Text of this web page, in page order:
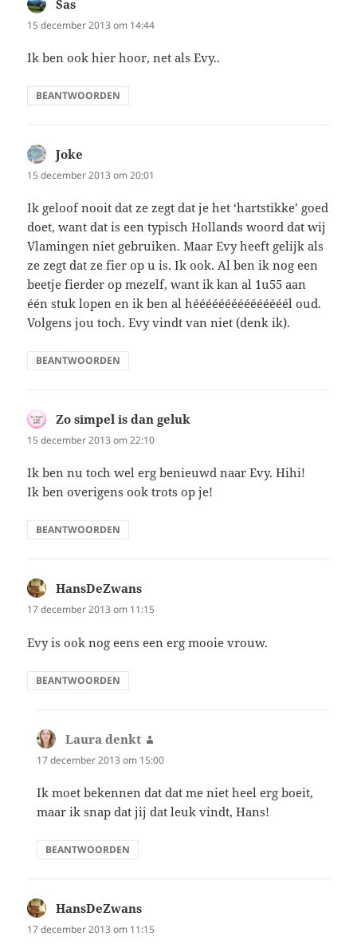
Sas
15 december 2013 om 14:44
Ik ben ook hier hoor, net als Evy..
BEANTWOORDEN
Joke
15 december 2013 om 20:01
Ik geloof nooit dat ze zegt dat je het ‘hartstikke’ goed
doet, want dat is een typisch Hollands woord dat wij
Vlamingen niet gebruiken. Maar Evy heeft gelijk als
ze zegt dat ze fier op u is. Ik ook. Al ben ik nog een
beetje fierder op mezelf, want ik kan al 1u55 aan
één stuk lopen en ik ben al hééééééééééééééél oud.
Volgens jou toch. Evy vindt van niet (denk ik).
BEANTWOORDEN
Zo simpel is dan geluk
15 december 2013 om 22:10
Ik ben nu toch wel erg benieuwd naar Evy. Hihi!
Ik ben overigens ook trots op je!
BEANTWOORDEN
HansDeZwans
17 december 2013 om 11:15
Evy is ook nog eens een erg mooie vrouw.
BEANTWOORDEN
Laura denkt
17 december 2013 om 15:00
Ik moet bekennen dat dat me niet heel erg boeit,
maar ik snap dat jij dat leuk vindt, Hans!
BEANTWOORDEN
HansDeZwans
17 december 2013 om 11:15